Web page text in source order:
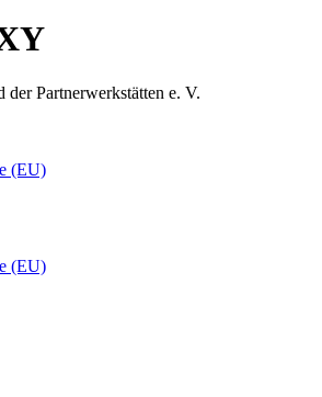
Partnerwerkstätten e. V.
(EU)
(EU)